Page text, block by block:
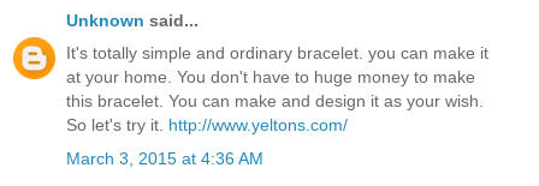
Unknown said...
It's totally simple and ordinary bracelet. you can make it
at your home. You don't have to huge money to make
this bracelet. You can make and design it as your wish.
So let's try it. http://www.yeltons.com/
March 3, 2015 at 4:36 AM